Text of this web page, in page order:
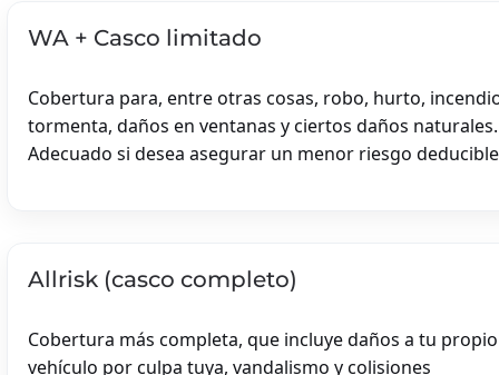
ABARTH
ALFA ROMEO
ALPINO
RS4
BENTLEY
WA + Casco limitado
Cobertura para, entre otras cosas, robo, hurto,
tormenta, daños en ventanas y ciertos daños naturales.
Adecuado si desea asegurar un menor riesgo
Allrisk (casco completo)
Cobertura más completa, que incluye daños a tu propio
vehículo por culpa tuya, vandalismo y colisiones